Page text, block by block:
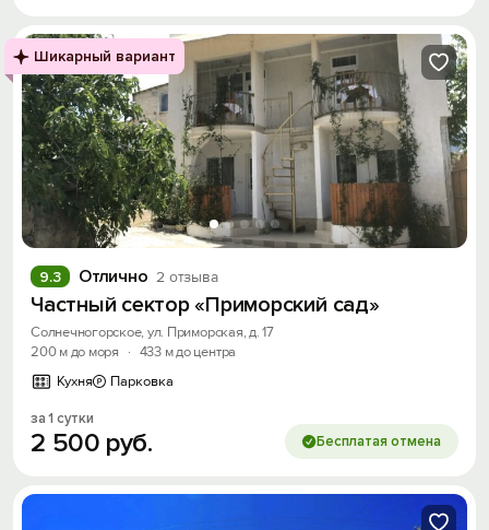
Шикарный вариант
Отлично 2 отзыва
9.3
Частный сектор «Приморский сад»
Солнечногорское, ул. Приморская, д. 17
200 м до моря
· 433 м до центра
Кухня
Парковка
за 1 сутки
2 500 руб. Бесплатая отмена